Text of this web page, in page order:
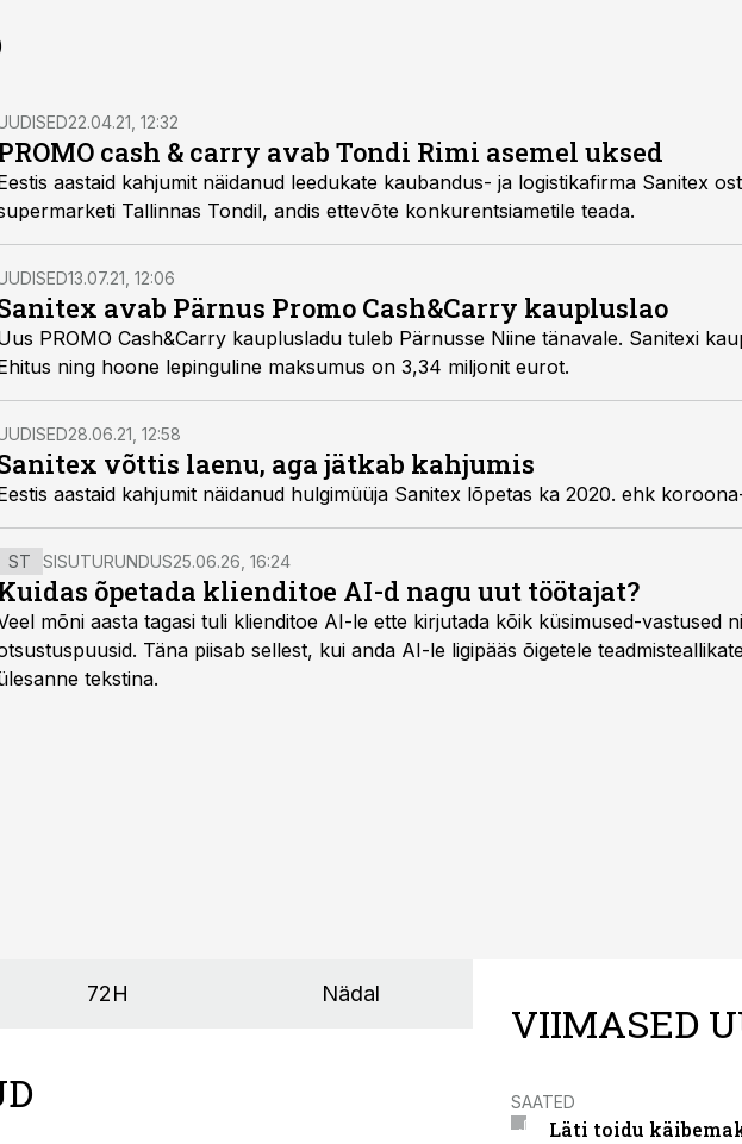
22.04.21, 12:32
cash & carry avab Tondi Rimi asemel uksed
aastaid kahjumit näidanud leedukate kaubandus- ja logistikafirma Sanitex
Tallinnas Tondil, andis ettevõte konkurentsiametile teada.
13.07.21, 12:06
avab Pärnus Promo Cash&Carry kaupluslao
PROMO Cash&Carry kauplusladu tuleb Pärnusse Niine tänavale. Sanitexi
ning hoone lepinguline maksumus on 3,34 miljonit eurot.
28.06.21, 12:58
võttis laenu, aga jätkab kahjumis
aastaid kahjumit näidanud hulgimüüja Sanitex lõpetas ka 2020. ehk
ST SISUTURUNDUS25.06.26, 16:24
õpetada klienditoe AI-d nagu uut töötajat?
mõni aasta tagasi tuli klienditoe AI-le ette kirjutada kõik küsimused-vastused
Täna piisab sellest, kui anda AI-le ligipääs õigetele
tekstina.
72H Nädal
VIIMASED
SAATED
Läti toidu